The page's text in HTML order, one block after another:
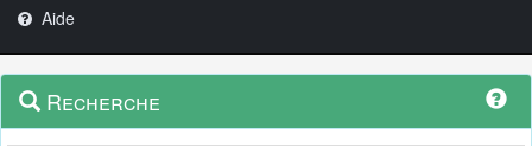
Aide
Navigation
outils
Menu
contextuel
Recherche